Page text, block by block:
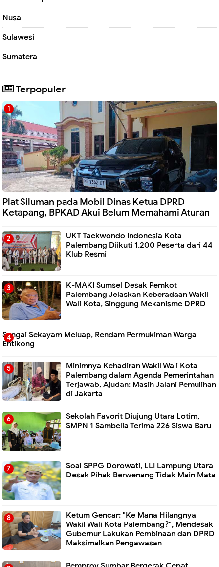
Nusa
Sulawesi
Sumatera
Terpopuler
Plat Siluman pada Mobil Dinas Ketua DPRD
Ketapang, BPKAD Akui Belum Memahami Aturan
UKT Taekwondo Indonesia Kota
Palembang Diikuti 1.200 Peserta dari 44
Klub Resmi
K-MAKI Sumsel Desak Pemkot
Palembang Jelaskan Keberadaan Wakil
Wali Kota, Singgung Mekanisme DPRD
Sungai Sekayam Meluap, Rendam Permukiman Warga
Entikong
Minimnya Kehadiran Wakil Wali Kota
Palembang dalam Agenda Pemerintahan
Terjawab, Ajudan: Masih Jalani Pemulihan
di Jakarta
Sekolah Favorit Diujung Utara Lotim,
SMPN 1 Sambelia Terima 226 Siswa Baru ‎
Soal SPPG Dorowati, LLI Lampung Utara
Desak Pihak Berwenang Tidak Main Mata
Ketum Gencar: "Ke Mana Hilangnya
Wakil Wali Kota Palembang?", Mendesak
Gubernur Lakukan Pembinaan dan DPRD
Maksimalkan Pengawasan